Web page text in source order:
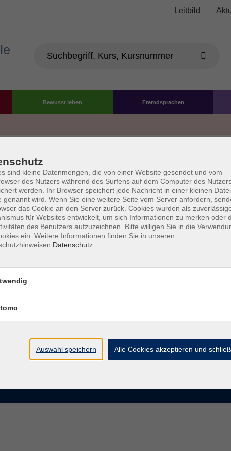
Leitbild
Bewusst leben Fremdsprachen
Die Volkshochschule wird
der Grundlage des von
AGB Datenschutzerklärung Impressum Widerruf
Kontaktformular
sind kleine Datenmengen, die von einer Website gesendet und vom
des Nutzers während des Surfens auf dem Computer des
werden. Ihr Browser speichert jede Nachricht in einer kleinen
genannt wird. Wenn Sie eine weitere Seite vom Server anfordern,
das Cookie an den Server zurück. Cookies wurden als
für Websites entwickelt, um sich Informationen zu merken oder
des Benutzers aufzuzeichnen. Bitte willigen Sie in die
ein. Weitere Informationen finden Sie in unseren
Datenschutz
Auswahl speichern Alle Cookies akzeptieren und